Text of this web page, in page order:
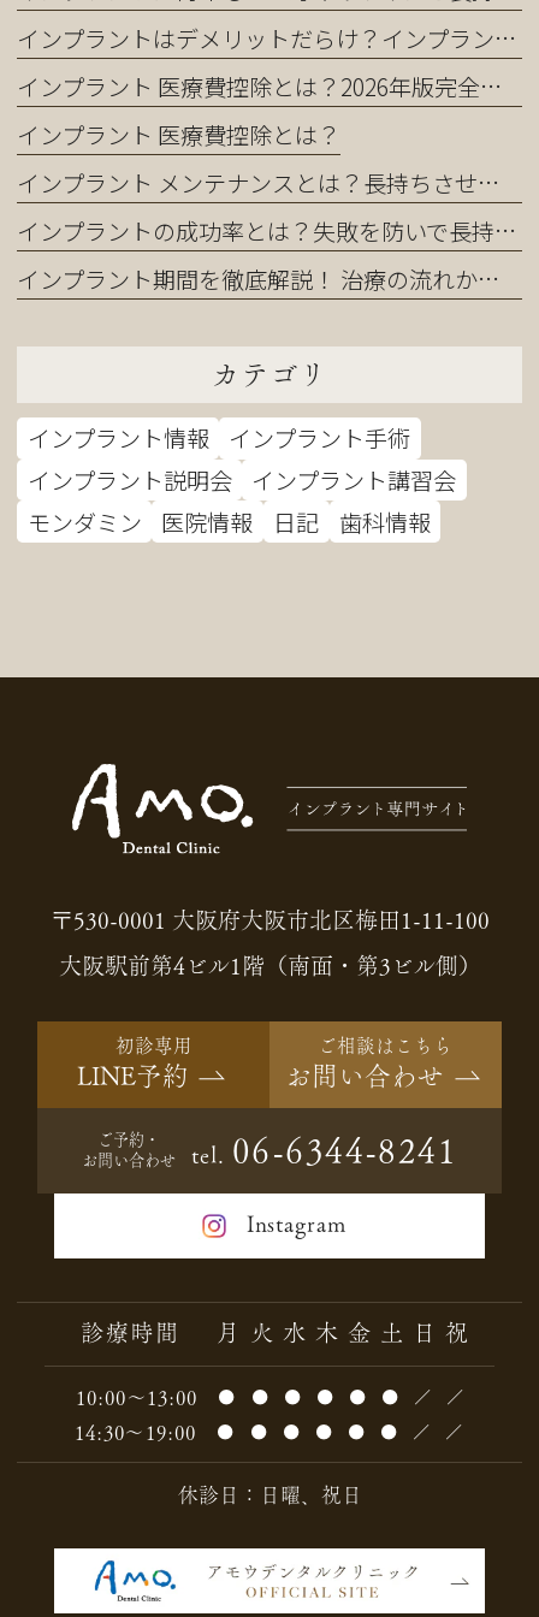
インプラントはデメリットだらけ？インプラントを正直に解説｜それでも選ばれる理由とは
インプラント 医療費控除とは？2026年版完全ガイド｜還付金を最大化する申請方法
インプラント 医療費控除とは？
インプラント メンテナンスとは？長持ちさせるために知っておくべき全てのこと
インプラントの成功率とは？失敗を防いで長持ちさせる完全ガイド
インプラント期間を徹底解説！ 治療の流れから短縮方法まで完全ガイド
カテゴリ
インプラント情報
インプラント手術
インプラント説明会
インプラント講習会
モンダミン
医院情報 日記 歯科情報
〒530-0001 大阪府大阪市北区梅田1-11-100
大阪駅前第4ビル1階（南面・第3ビル側）
初診専用
LINE予約
ご相談はこちら
お問い合わせ
ご予約・
お問い合わせ
tel. 06-6344-8241
Instagram
診療時間 月 火 水 木 金 土 日 祝
10:00～13:00 ● ● ● ● ● ● ／ ／
14:30～19:00 ● ● ● ● ● ● ／ ／
休診日：日曜、祝日